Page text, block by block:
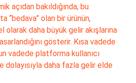
açıdan bakıldığında, bu
“bedava” olan bir ürünün,
daha büyük gelir akışlarına
gösterir. Kısa vadede
vadede platforma kullanıcı
dolayısıyla daha fazla gelir elde